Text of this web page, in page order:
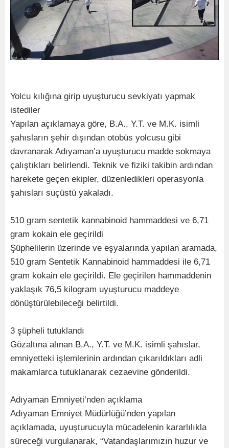
Yolcu kılığına girip uyuşturucu sevkiyatı yapmak
istediler
Yapılan açıklamaya göre, B.A., Y.T. ve M.K. isimli
şahısların şehir dışından otobüs yolcusu gibi
davranarak Adıyaman’a uyuşturucu madde sokmaya
çalıştıkları belirlendi. Teknik ve fiziki takibin ardından
harekete geçen ekipler, düzenledikleri operasyonla
şahısları suçüstü yakaladı.
510 gram sentetik kannabinoid hammaddesi ve 6,71
gram kokain ele geçirildi
Şüphelilerin üzerinde ve eşyalarında yapılan aramada,
510 gram Sentetik Kannabinoid hammaddesi ile 6,71
gram kokain ele geçirildi. Ele geçirilen hammaddenin
yaklaşık 76,5 kilogram uyuşturucu maddeye
dönüştürülebileceği belirtildi.
3 şüpheli tutuklandı
Gözaltına alınan B.A., Y.T. ve M.K. isimli şahıslar,
emniyetteki işlemlerinin ardından çıkarıldıkları adli
makamlarca tutuklanarak cezaevine gönderildi.
Adıyaman Emniyeti’nden açıklama
Adıyaman Emniyet Müdürlüğü’nden yapılan
açıklamada, uyuşturucuyla mücadelenin kararlılıkla
süreceği vurgulanarak, “Vatandaşlarımızın huzur ve